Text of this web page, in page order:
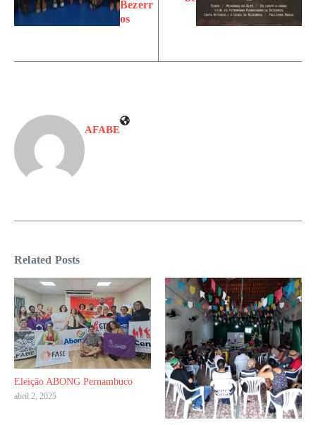
Bezerr
os
AFABE
Related Posts
Eleição ABONG Pernambuco
abril 2, 2025